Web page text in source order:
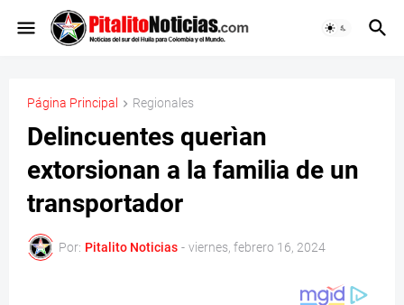
Página Principal Regionales
Delincuentes querìan
extorsionan a la familia de un
transportador
Por: Pitalito Noticias - viernes, febrero 16, 2024